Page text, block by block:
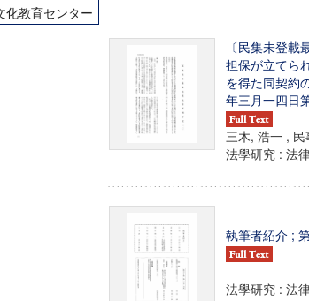
化教育センター
ア・コンテンツ統合研究センター
ーチインスティテュート
ローバルCOEプログラム論理と感性の先端的教育研究
ーディングプログラム「超成熟社会発展のサイエンス」
〔民集未登
担保が立てら
を得た同契約
年三月一四日
三木, 浩一 ,
法學研究 : 法
執筆者紹介 ;
法學研究 : 法